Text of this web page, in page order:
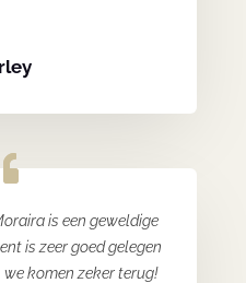
is een geweldige
is zeer goed gelegen
komen zeker terug!